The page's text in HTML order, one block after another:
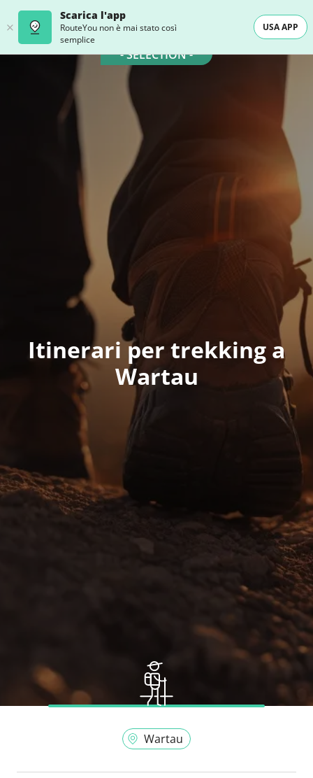
Scarica l'app
RouteYou non è mai stato così
semplice
USA APP
- SELECTION -
Itinerari per trekking a
Wartau
Wartau